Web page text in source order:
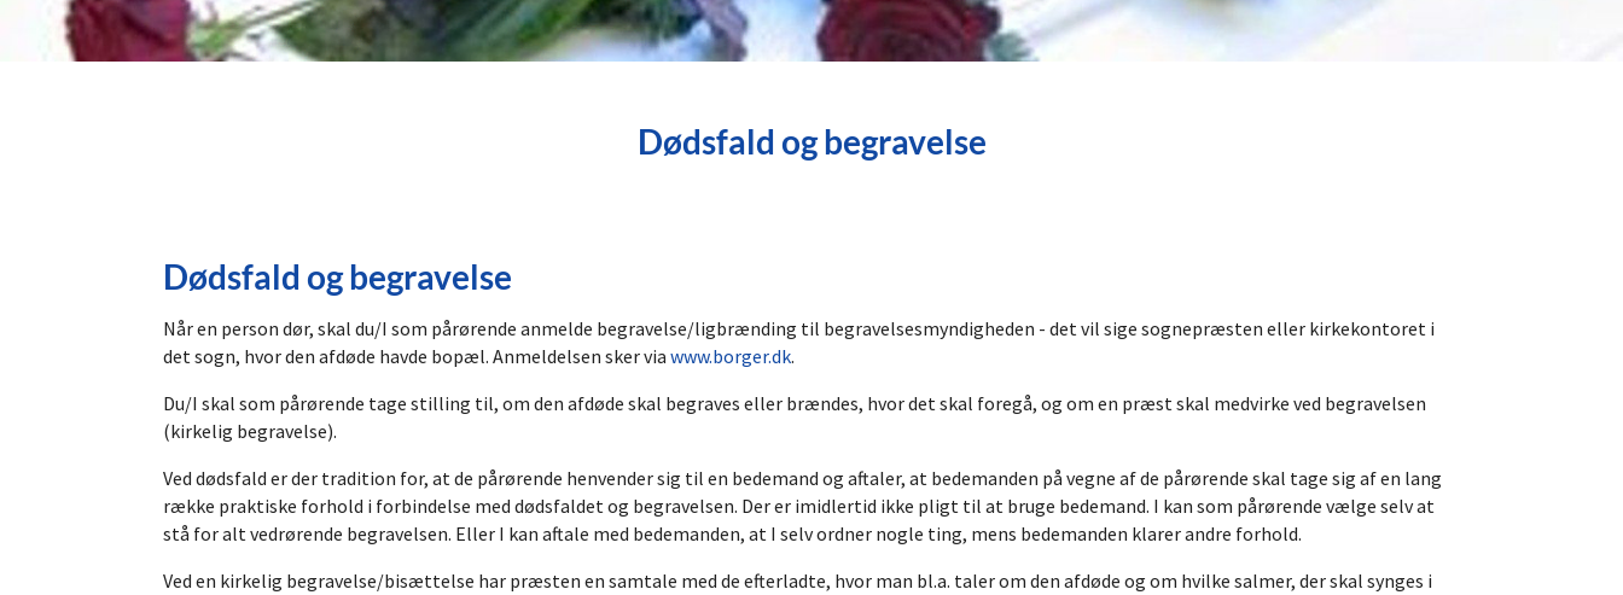
Dødsfald og begravelse
Dødsfald og begravelse
Når en person dør, skal du/I som pårørende anmelde begravelse/ligbrænding til begravelsesmyndigheden - det vil sige sognepræsten eller kirkekontoret i
det sogn, hvor den afdøde havde bopæl. Anmeldelsen sker via www.borger.dk.
Du/I skal som pårørende tage stilling til, om den afdøde skal begraves eller brændes, hvor det skal foregå, og om en præst skal medvirke ved begravelsen
(kirkelig begravelse).
Ved dødsfald er der tradition for, at de pårørende henvender sig til en bedemand og aftaler, at bedemanden på vegne af de pårørende skal tage sig af en lang
række praktiske forhold i forbindelse med dødsfaldet og begravelsen. Der er imidlertid ikke pligt til at bruge bedemand. I kan som pårørende vælge selv at
stå for alt vedrørende begravelsen. Eller I kan aftale med bedemanden, at I selv ordner nogle ting, mens bedemanden klarer andre forhold.
Ved en kirkelig begravelse/bisættelse har præsten en samtale med de efterladte, hvor man bl.a. taler om den afdøde og om hvilke salmer, der skal synges i